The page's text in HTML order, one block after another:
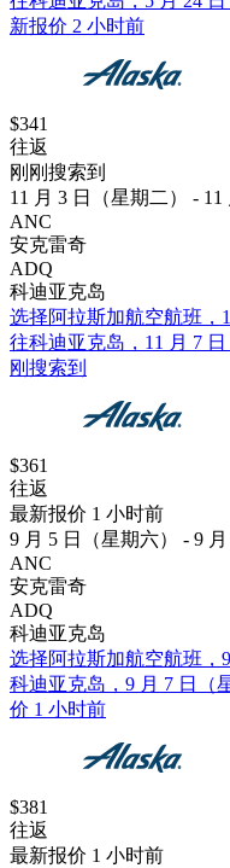
新报价 2 小时前
$341
往返
刚刚搜索到
11 月 3 日（星期二） - 11
ANC
安克雷奇
ADQ
科迪亚克岛
选择阿拉斯加航空航班，
往科迪亚克岛，11 月 7
刚搜索到
$361
往返
最新报价 1 小时前
9 月 5 日（星期六） - 9 月
ANC
安克雷奇
ADQ
科迪亚克岛
选择阿拉斯加航空航班，
科迪亚克岛，9 月 7 日（
价 1 小时前
$381
往返
最新报价 1 小时前